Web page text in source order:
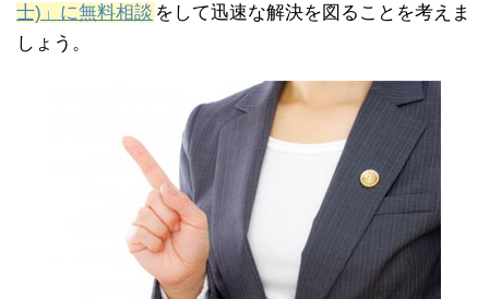
士)」に無料相談 をして迅速な解決を図ることを考えま
しょう。